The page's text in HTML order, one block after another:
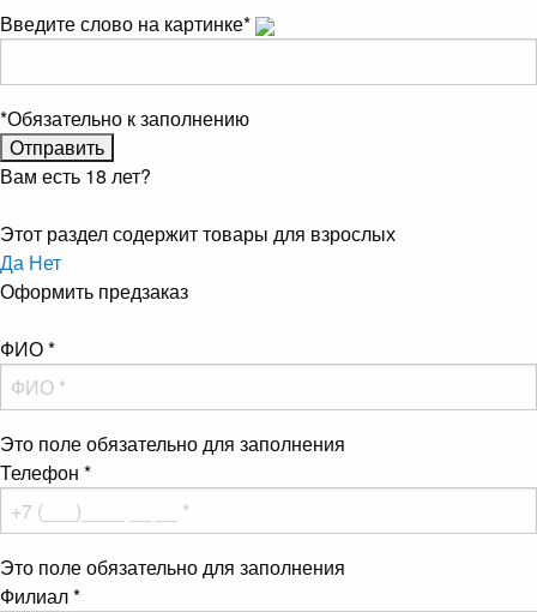
Введите слово на картинке*
*Обязательно к заполнению
Вам есть 18 лет?
Этот раздел содержит товары для взрослых
Да Нет
Оформить предзаказ
ФИО*
Это поле обязательно для заполнения
Телефон *
Это поле обязательно для заполнения
Филиал*